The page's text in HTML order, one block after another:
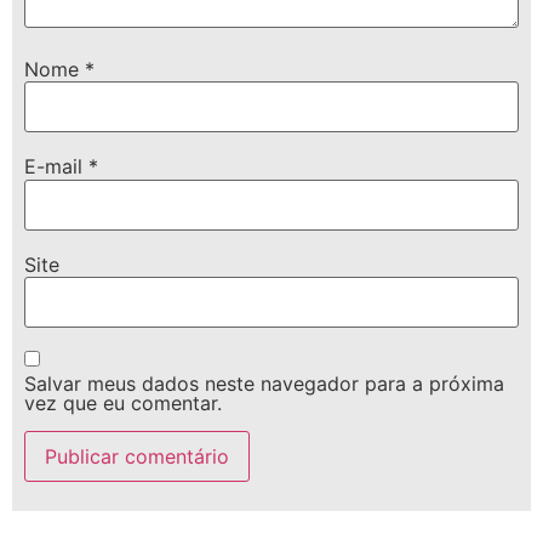
Nome *
E-mail *
Site
Salvar meus dados neste navegador para a próxima
vez que eu comentar.